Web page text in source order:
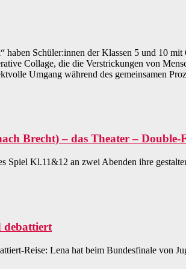
Schüler:innen der Klassen 5 und 10
Collage, die die Verstrickungen von
Umgang während des gemeinsamen
Brecht) – das Theater –
Kl.11&12 an zwei Abenden ihre
debattiert
Reise: Lena hat beim Bundesfinale von